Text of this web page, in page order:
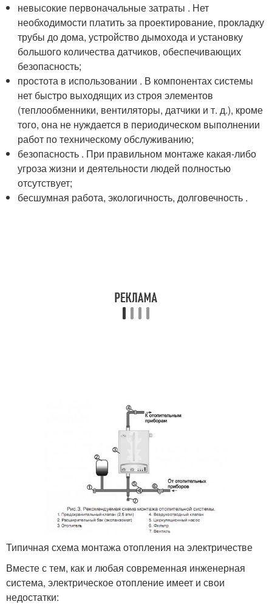
невысокие первоначальные затраты . Нет
необходимости платить за проектирование, прокладку
трубы до дома, устройство дымохода и установку
большого количества датчиков, обеспечивающих
безопасность;
простота в использовании . В компонентах системы
нет быстро выходящих из строя элементов
(теплообменники, вентиляторы, датчики и т. д.), кроме
того, она не нуждается в периодическом выполнении
работ по техническому обслуживанию;
безопасность . При правильном монтаже какая-либо
угроза жизни и деятельности людей полностью
отсутствует;
бесшумная работа, экологичность, долговечность .
Типичная схема монтажа отопления на электричестве
Вместе с тем, как и любая современная инженерная
система, электрическое отопление имеет и свои
недостатки: